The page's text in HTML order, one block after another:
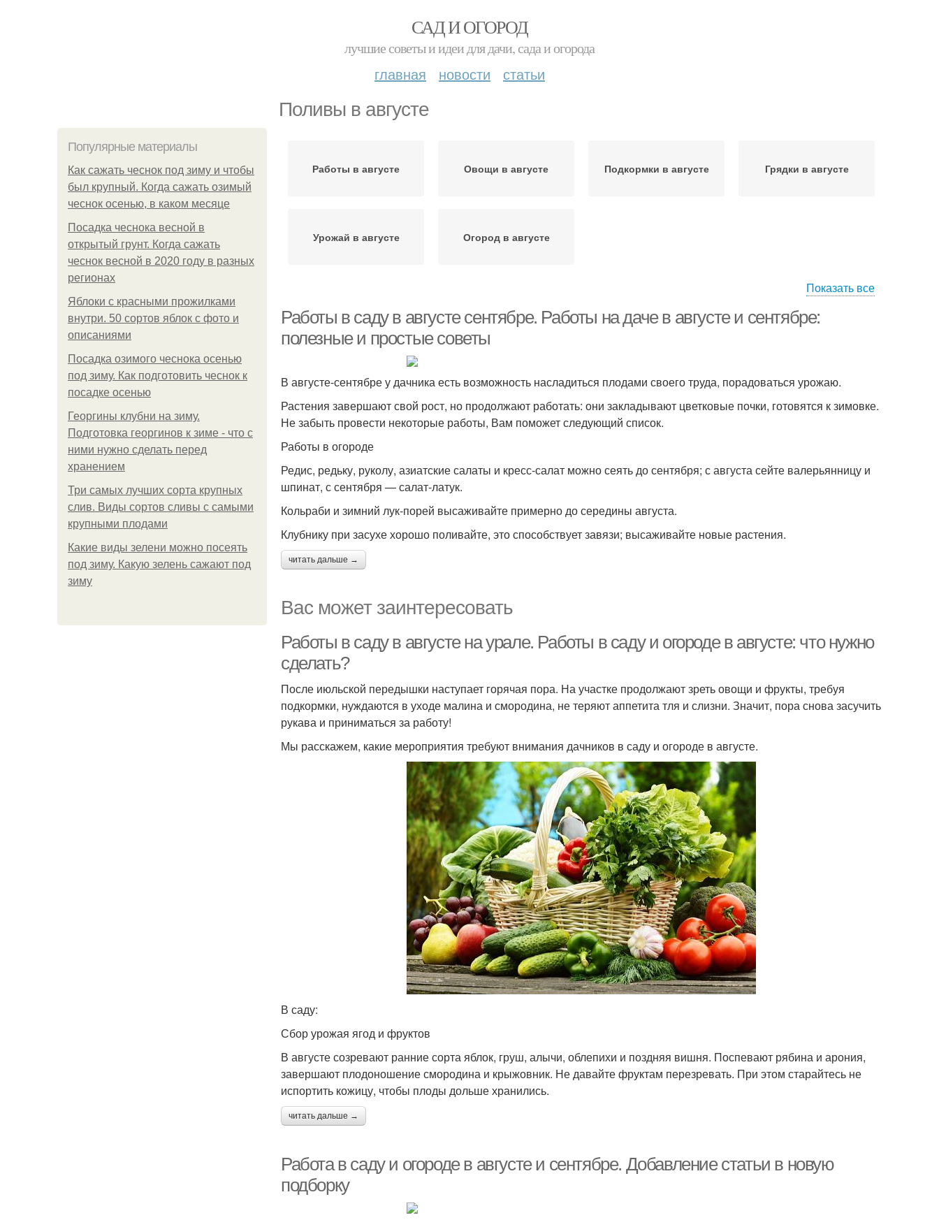
САД И ОГОРОД
лучшие советы и идеи для дачи, сада и огорода
главная новости статьи
Поливы в августе
Популярные материалы
Как сажать чеснок под зиму и чтобы
был крупный. Когда сажать озимый
чеснок осенью, в каком месяце
Посадка чеснока весной в
открытый грунт. Когда сажать
чеснок весной в 2020 году в разных
регионах
Яблоки с красными прожилками
внутри. 50 сортов яблок с фото и
описаниями
Посадка озимого чеснока осенью
под зиму. Как подготовить чеснок к
посадке осенью
Георгины клубни на зиму.
Подготовка георгинов к зиме - что с
ними нужно сделать перед
хранением
Три самых лучших сорта крупных
слив. Виды сортов сливы с самыми
крупными плодами
Какие виды зелени можно посеять
под зиму. Какую зелень сажают под
зиму
Работы в августе Овощи в августе Подкормки в августе Грядки в августе
Урожай в августе Огород в августе
Показать все
Работы в саду в августе сентябре. Работы на даче в августе и сентябре:
полезные и простые советы
В августе-сентябре у дачника есть возможность насладиться плодами своего труда, порадоваться урожаю.
Растения завершают свой рост, но продолжают работать: они закладывают цветковые почки, готовятся к зимовке.
Не забыть провести некоторые работы, Вам поможет следующий список.
Работы в огороде
Редис, редьку, руколу, азиатские салаты и кресс-салат можно сеять до сентября; с августа сейте валерьянницу и
шпинат, с сентября — салат-латук.
Кольраби и зимний лук-порей высаживайте примерно до середины августа.
Клубнику при засухе хорошо поливайте, это способствует завязи; высаживайте новые растения.
читать дальше →
Вас может заинтересовать
Работы в саду в августе на урале. Работы в саду и огороде в августе: что нужно
сделать?
После июльской передышки наступает горячая пора. На участке продолжают зреть овощи и фрукты, требуя
подкормки, нуждаются в уходе малина и смородина, не теряют аппетита тля и слизни. Значит, пора снова засучить
рукава и приниматься за работу!
Мы расскажем, какие мероприятия требуют внимания дачников в саду и огороде в августе.
В саду:
Сбор урожая ягод и фруктов
В августе созревают ранние сорта яблок, груш, алычи, облепихи и поздняя вишня. Поспевают рябина и арония,
завершают плодоношение смородина и крыжовник. Не давайте фруктам перезревать. При этом старайтесь не
испортить кожицу, чтобы плоды дольше хранились.
читать дальше →
Работа в саду и огороде в августе и сентябре. Добавление статьи в новую
подборку